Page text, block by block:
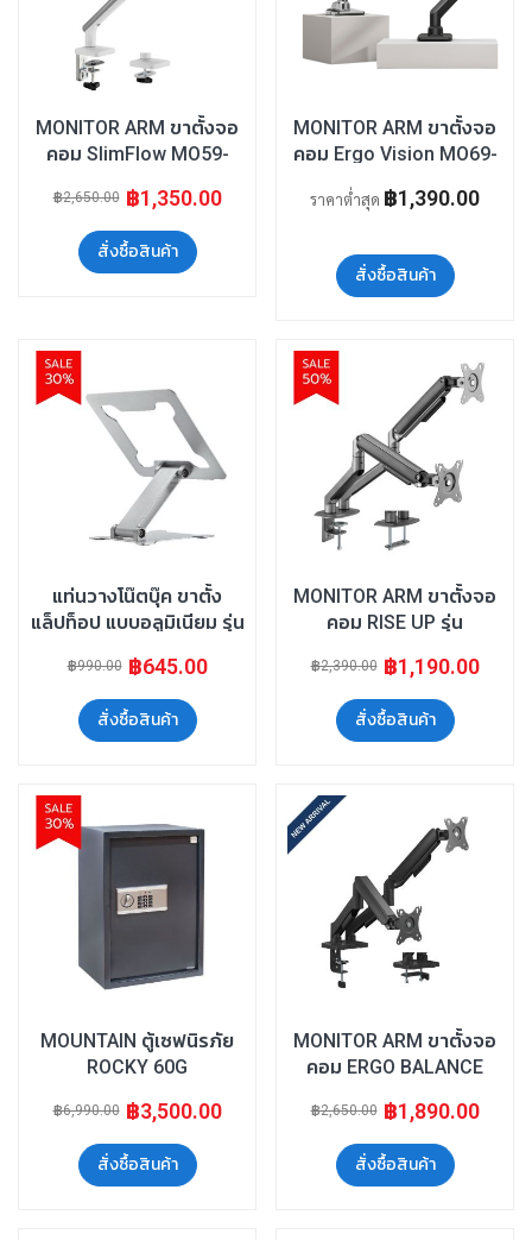
MONITOR ARM ขาตั้งจอ
คอม SlimFlow MO59-
฿1,350.00
฿2,650.00
สั่งซื้อสินค้า
MONITOR ARM ขาตั้งจอ
คอม Ergo Vision MO69-
Arm
ราคาต่ำสุด ฿1,390.00
สั่งซื้อสินค้า
แท่นวางโน๊ตบุ๊ค ขาตั้ง
แล็ปท็อป แบบอลูมิเนียม รุ่น
฿645.00
฿990.00
สั่งซื้อสินค้า
MONITOR ARM ขาตั้งจอ
คอม RISE UP รุ่น
฿1,190.00
฿2,390.00
สั่งซื้อสินค้า
MOUNTAIN ตู้เซฟนิรภัย
ROCKY 60G
฿3,500.00
฿6,990.00
สั่งซื้อสินค้า
MONITOR ARM ขาตั้งจอ
คอม ERGO BALANCE
฿1,890.00
฿2,650.00
สั่งซื้อสินค้า